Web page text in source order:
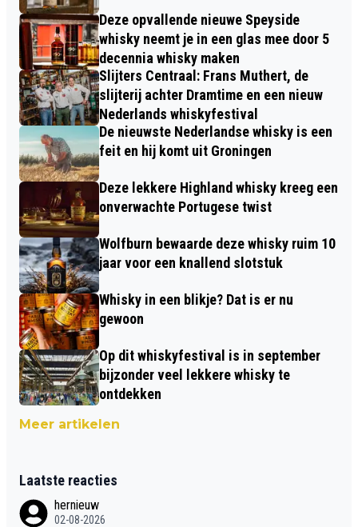
Deze opvallende nieuwe Speyside
whisky neemt je in een glas mee door 5
decennia whisky maken
Slijters Centraal: Frans Muthert, de
slijterij achter Dramtime en een nieuw
Nederlands whiskyfestival
De nieuwste Nederlandse whisky is een
feit en hij komt uit Groningen
Deze lekkere Highland whisky kreeg een
onverwachte Portugese twist
Wolfburn bewaarde deze whisky ruim 10
jaar voor een knallend slotstuk
Whisky in een blikje? Dat is er nu
gewoon
Op dit whiskyfestival is in september
bijzonder veel lekkere whisky te
ontdekken
Meer artikelen
Laatste reacties
hernieuw
02-08-2026